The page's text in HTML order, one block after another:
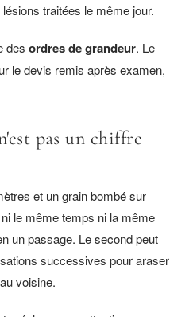
traitées le même jour.
des ordres de grandeur. Le
le devis remis après examen,
pas un chiffre
et un grain bombé sur
le même temps ni la même
un passage. Le second peut
successives pour araser
voisine.